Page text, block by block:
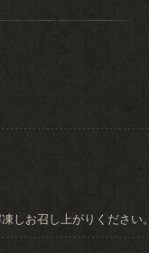
しお召し上がりください